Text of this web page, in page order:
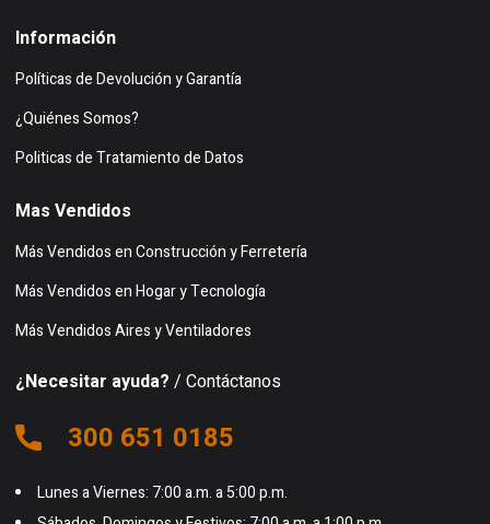
Información
Políticas de Devolución y Garantía
¿Quiénes Somos?
Politicas de Tratamiento de Datos
Mas Vendidos
Más Vendidos en Construcción y Ferretería
Más Vendidos en Hogar y Tecnología
Más Vendidos Aires y Ventiladores
¿Necesitar ayuda? / Contáctanos
300 651 0185
Lunes a Viernes: 7:00 a.m. a 5:00 p.m.